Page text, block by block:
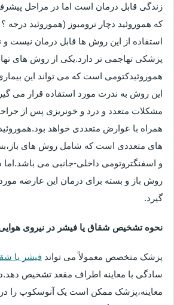
زندگی قابل درمان است اما در مراحل
که هموروئید دچار ترومبوز (هموروئید درجه
استفاده از این روش ها قابل درمان نیست و
پزشکی تهاجمی تر دارد.یکی از روش های
هموروئیدکتومی است که می تواند این
این روش به ندرت مورد استفاده قرار می
مشکلات متعدد و درد و خونریزی پس از
همراه با عوارض متعددی خواهد
های متعددی است که شامل روش های
و اسفنگتروتومی داخلی-جانبی می باشد.اما
روش باز و بسته برای درمان این عارضه
گیرد.
نحوه تشخیص شقاق یا فیشر در نیروی
پزشک متخصص معمولاً می تواند فیشر یا
سادگی با معاینه اطراف مقعد تشخیص
معاینه،پزشک ممکن است یک آنوسکوپ را در